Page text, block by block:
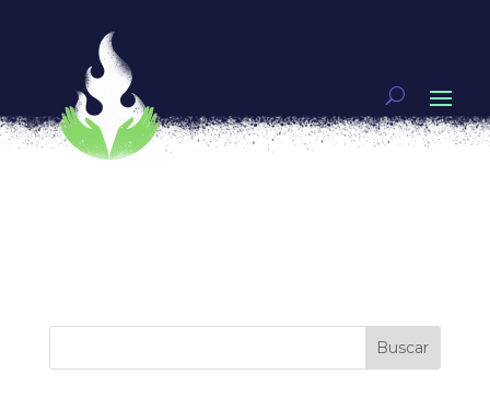
Ni niños, ni niñas ¡Niñez libre!
porQueso|
Cuando nacemos, sólo se nos dan dos opciones:
ser niñas o ser niños, así son las reglas en este
Buscar